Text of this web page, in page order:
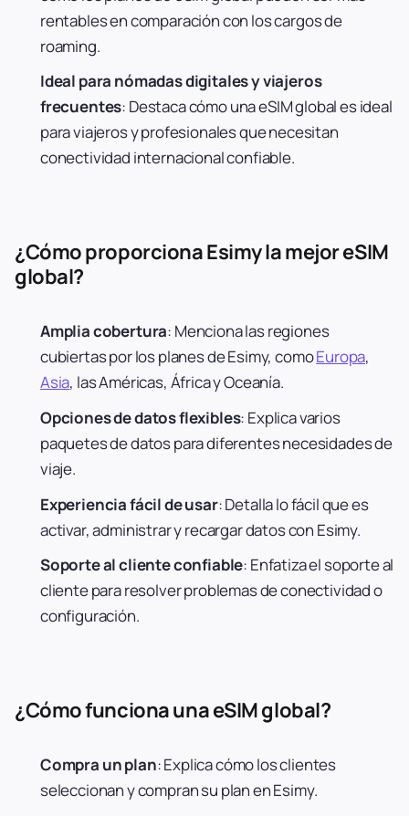
rentables en comparación con los cargos de
roaming.
Ideal para nómadas digitales y viajeros
frecuentes: Destaca cómo una eSIM global es ideal
para viajeros y profesionales que necesitan
conectividad internacional confiable.
¿Cómo proporciona Esimy la mejor eSIM
global?
Amplia cobertura: Menciona las regiones
cubiertas por los planes de Esimy, comoEuropa,
Asia, las Américas, África y Oceanía.
Opciones de datos flexibles: Explica varios
paquetes de datos para diferentes necesidades de
viaje.
Experiencia fácil de usar: Detalla lo fácil que es
activar, administrar y recargar datos con Esimy.
Soporte al cliente confiable: Enfatiza el soporte al
cliente para resolver problemas de conectividad o
configuración.
¿Cómo funciona una eSIM global?
Compra un plan: Explica cómo los clientes
seleccionan y compran su plan en Esimy.